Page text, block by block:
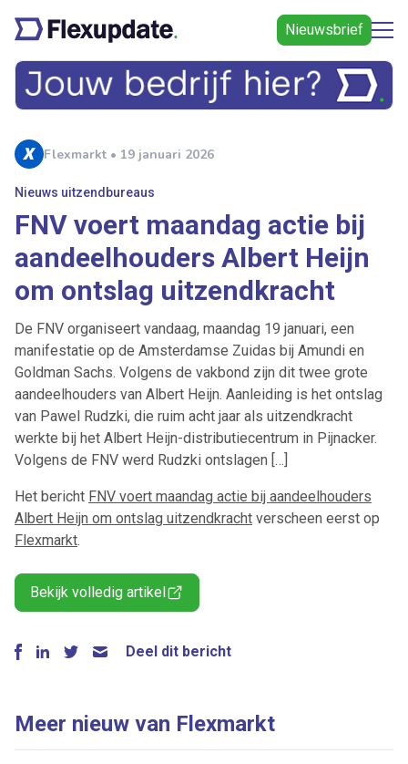
Nieuwsbrief
Flexmarkt • 19 januari 2026
Nieuws uitzendbureaus
FNV voert maandag actie bij
aandeelhouders Albert Heijn
om ontslag uitzendkracht
De FNV organiseert vandaag, maandag 19 januari, een
manifestatie op de Amsterdamse Zuidas bij Amundi en
Goldman Sachs. Volgens de vakbond zijn dit twee grote
aandeelhouders van Albert Heijn. Aanleiding is het ontslag
van Pawel Rudzki, die ruim acht jaar als uitzendkracht
werkte bij het Albert Heijn-distributiecentrum in Pijnacker.
Volgens de FNV werd Rudzki ontslagen […]
Het bericht FNV voert maandag actie bij aandeelhouders
Albert Heijn om ontslag uitzendkracht verscheen eerst op
Flexmarkt.
Bekijk volledig artikel
Deel dit bericht
Meer nieuw van Flexmarkt